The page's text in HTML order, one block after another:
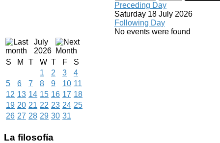
Preceding Day
Saturday 18 July 2026
Following Day
No events were found
July
2026
S
M T W T F
S
1
2 3
4
5
6 7 8 9 10 11
12 13 14 15 16 17 18
19 20 21 22 23 24 25
26 27 28 29 30 31
La filosofía